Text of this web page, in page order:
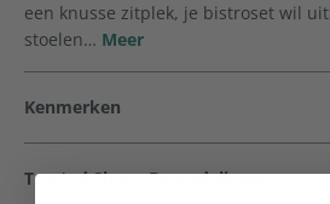
een knusse zitplek, je bistroset wil
stoelen… Meer
Kenmerken
Trusted Shops Beoordelingen